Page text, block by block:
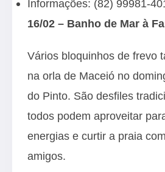
Informações: (82) 99981-
16/02 – Banho de Mar à
Vários bloquinhos de frevo
na orla de Maceió no
do Pinto. São desfiles
todos podem aproveitar
energias e curtir a praia
amigos.